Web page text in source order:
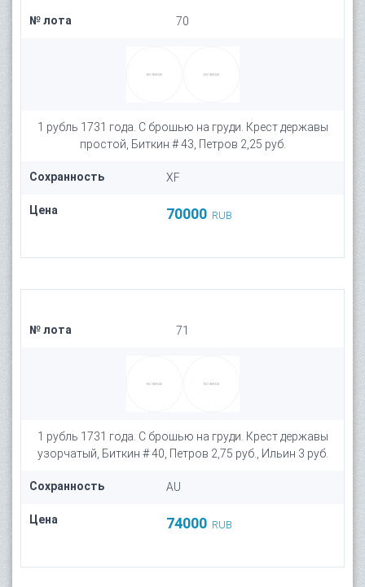
№ лота 70
1 рубль 1731 года. С брошью на груди. Крест державы
простой, Биткин # 43, Петров 2,25 руб.
Сохранность XF
Цена 70000 RUB
№ лота 71
1 рубль 1731 года. С брошью на груди. Крест державы
узорчатый, Биткин # 40, Петров 2,75 руб., Ильин 3 руб.
Сохранность AU
Цена 74000 RUB